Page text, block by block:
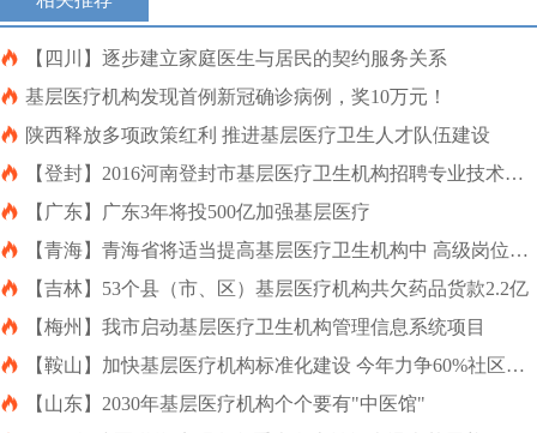

【四川】逐步建立家庭医生与居民的契约服务关系
 基层医疗机构发现首例新冠确诊病例，奖10万元！
 陕西释放多项政策红利 推进基层医疗卫生人才队伍建设

【登封】2016河南登封市基层医疗卫生机构招聘专业技术人
员公告

【广东】广东3年将投500亿加强基层医疗

【青海】青海省将适当提高基层医疗卫生机构中 高级岗位比
例

【吉林】53个县（市、区）基层医疗机构共欠药品货款2.2亿

【梅州】我市启动基层医疗卫生机构管理信息系统项目

【鞍山】加快基层医疗机构标准化建设 今年力争60%社区卫
生服务中心达标

【山东】2030年基层医疗机构个个要有"中医馆"